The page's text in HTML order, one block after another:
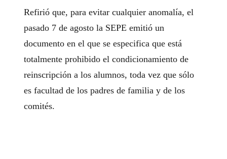
Refirió que, para evitar cualquier anomalía, el
pasado 7 de agosto la SEPE emitió un
documento en el que se especifica que está
totalmente prohibido el condicionamiento de
reinscripción a los alumnos, toda vez que sólo
es facultad de los padres de familia y de los
comités.